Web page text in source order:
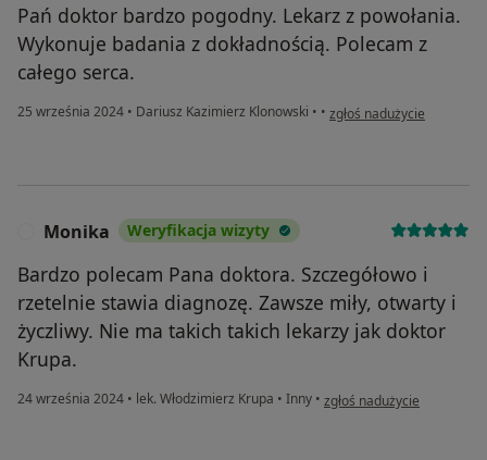
Pań doktor bardzo pogodny. Lekarz z powołania.
Wykonuje badania z dokładnością. Polecam z
całego serca.
25 września 2024 • Dariusz Kazimierz Klonowski • • w opinii użytkownika
zgłoś nadużycie
Monika Weryfikacja wizyty
Bardzo polecam Pana doktora. Szczegółowo i
rzetelnie stawia diagnozę. Zawsze miły, otwarty i
życzliwy. Nie ma takich takich lekarzy jak doktor
Krupa.
24 września 2024 • lek. Włodzimierz Krupa • Inny • w opinii użytkownika
zgłoś nadużycie